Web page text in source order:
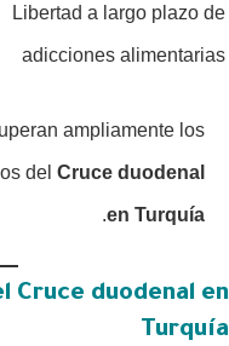
Libertad a largo plazo de
adicciones alimentarias
ampliamente los
del Cruce duodenal
en Turquía
.
Cruce duodenal en
Turquía